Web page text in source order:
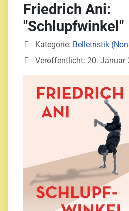
Friedrich Ani:
"Schlupfwinkel"
DetailsKategorie: Belletristik
Veröffentlicht: 20. Januar